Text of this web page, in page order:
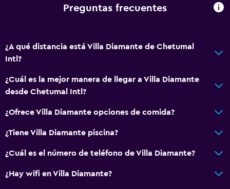
Preguntas frecuentes
¿A qué distancia está Villa Diamante de Chetumal
Intl?
¿Cuál es la mejor manera de llegar a Villa Diamante
desde Chetumal Intl?
¿Ofrece Villa Diamante opciones de comida?
¿Tiene Villa Diamante piscina?
¿Cuál es el número de teléfono de Villa Diamante?
¿Hay wifi en Villa Diamante?